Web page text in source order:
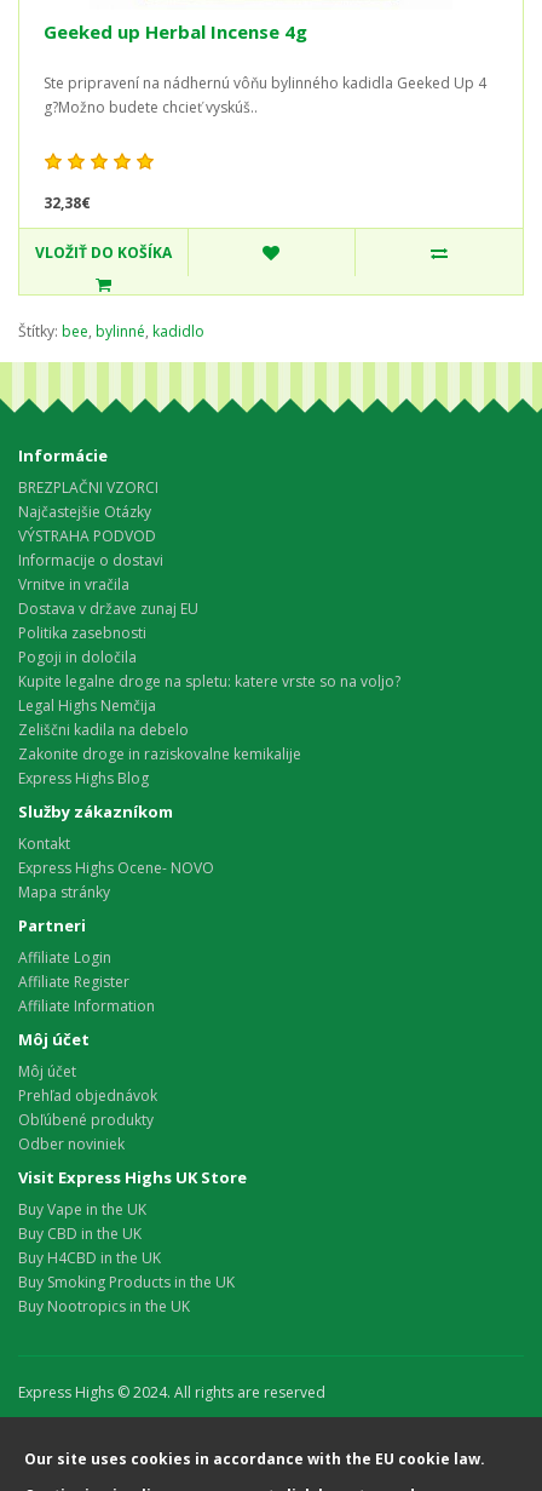
Geeked up Herbal Incense 4g
Ste pripravení na nádhernú vôňu bylinného kadidla Geeked Up 4
g?Možno budete chcieť vyskúš..
32,38€
VLOŽIŤ DO KOŠÍKA
Štítky: bee, bylinné, kadidlo
Informácie
BREZPLAČNI VZORCI
Najčastejšie Otázky
VÝSTRAHA PODVOD
Informacije o dostavi
Vrnitve in vračila
Dostava v države zunaj EU
Politika zasebnosti
Pogoji in določila
Kupite legalne droge na spletu: katere vrste so na voljo?
Legal Highs Nemčija
Zeliščni kadila na debelo
Zakonite droge in raziskovalne kemikalije
Express Highs Blog
Služby zákazníkom
Kontakt
Express Highs Ocene- NOVO
Mapa stránky
Partneri
Affiliate Login
Affiliate Register
Affiliate Information
Môj účet
Môj účet
Prehľad objednávok
Obľúbené produkty
Odber noviniek
Visit Express Highs UK Store
Buy Vape in the UK
Buy CBD in the UK
Buy H4CBD in the UK
Buy Smoking Products in the UK
Buy Nootropics in the UK
Express Highs © 2024. All rights are reserved
Our site uses cookies in accordance with the EU cookie law.